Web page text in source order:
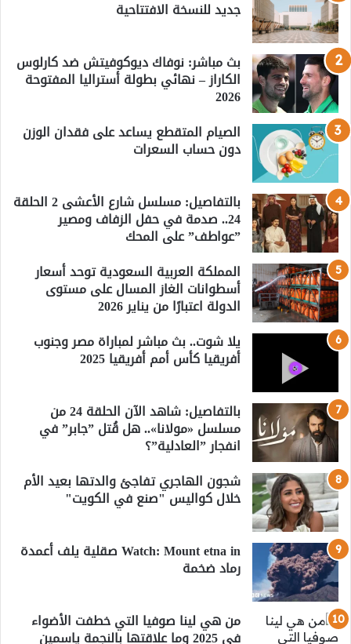
جديد للنسخة الافتتاحية
بث مباشر: نوفاك ديوكوفيتش ضد كارلوس
الكاراز – نهائي بطولة أستراليا المفتوحة
2026
الصيام المتقطع يساعد على فقدان الوزن
دون حساب السعرات
بالتفاصيل: مسلسل شارع الأعشى 2 الحلقة
24.. صدمة في حفل الزفاف ومصير
”عواطف” على المحك
المملكة العربية السعودية توحد أسعار
أسطوانات الغاز المسال على مستوى
الدولة اعتبارًا من يناير 2026
يلا شوت.. بث مباشر لمباراة مصر وجنوب
أفريقيا كأس أمم أفريقيا 2025
بالتفاصيل: شاهد الآن الحلقة 24 من
مسلسل «مولانا».. هل قُتل ”جابر” في
انفجار ”العادلية”؟
شجون الهاجري تفاجئ والدتها بعيد الأم
خلال كواليس "صنع في الكويت"
Watch: Mount etna in صقلية يلف أعمدة
رماد ضخمة
من هي لينا صوفيا التي خطفت الأضواء
في 2025 وما علاقتها بالنجمة ياسمين